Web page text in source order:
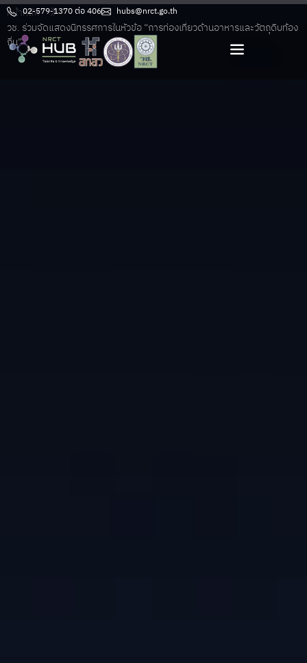
02-579-1370 ต่อ 406 hubs@nrct.go.th
หน้าหลัก
วช. ร่วมจัดแสดงนิทรรศการในหัวข้อ “การท่องเที่ยวด้านอาหารและวัตถุดิบท้อง
ถิ่น”